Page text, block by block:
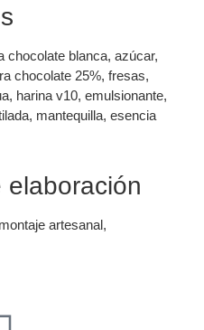
chocolate blanca, azúcar,
chocolate 25%, fresas,
harina v10, emulsionante,
mantequilla, esencia
elaboración
artesanal,